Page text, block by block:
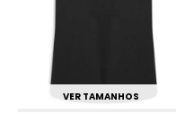
VER TAMANHOS